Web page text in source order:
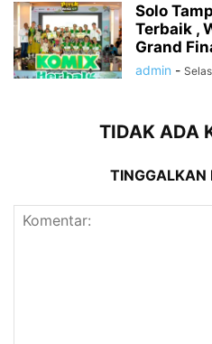
Solo
Terbaik ,
Grand
admin -
TIDAK ADA
TINGGALKAN